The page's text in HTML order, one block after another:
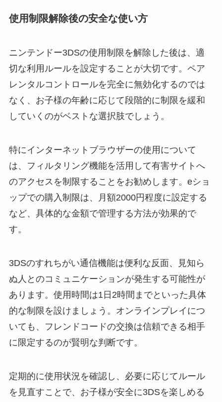
使用制限解除後の安全な使い方
ニンテンドー3DSの使用制限を解除した後は、適
切な利用ルールを設定することが大切です。ペア
レンタルコントロールを完全に無効化するのでは
なく、お子様の年齢に応じて段階的に制限を緩和
していくのがベストな選択肢でしょう。
特にインターネットブラウザーの使用について
は、フィルタリング機能を活用して有害サイトへ
のアクセスを制限することをお勧めします。eショ
ップでの購入制限は、月額2000円程度に設定する
など、具体的な金額で管理する方法が効果的で
す。
3DSのすれちがい通信機能は便利な反面、見知ら
ぬ人とのコミュニケーションが発生する可能性が
あります。使用時間は1日2時間までといった具体
的な制限を設けましょう。オンラインプレイにつ
いても、フレンドコードの交換は信頼できる相手
に限定するのが賢明な判断です。
定期的に使用状況を確認し、必要に応じてルール
を見直すことで、お子様が安全に3DSを楽しめる